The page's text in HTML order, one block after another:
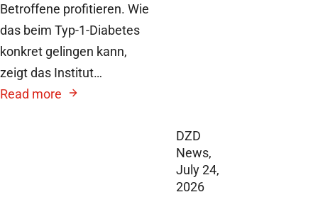
DZD
News,
July 24,
2026
Betroffene profitieren. Wie
das beim Typ-1-Diabetes
konkret gelingen kann,
zeigt das Institut…
Read more